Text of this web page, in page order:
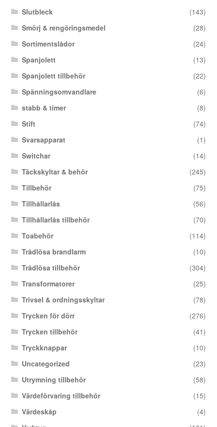
Slutbleck
(143)
Smörj & rengöringsmedel
(28)
Sortimentslådor
(24)
Spanjolett
(13)
Spanjolett tillbehör
(22)
Spänningsomvandlare
(6)
stabb & timer
(8)
Stift
(74)
Svarsapparat
(1)
Switchar
(14)
Täckskyltar & behör
(245)
Tillbehör
(75)
Tillhållarlås
(56)
Tillhållarlås tillbehör
(70)
Toabehör
(114)
Trådlösa brandlarm
(10)
Trådlösa tillbehör
(304)
Transformatorer
(25)
Trivsel & ordningsskyltar
(78)
Trycken för dörr
(276)
Trycken tillbehör
(41)
Tryckknappar
(10)
Uncategorized
(23)
Utrymning tillbehör
(58)
Värdeförvaring tillbehör
(15)
Värdeskåp
(4)